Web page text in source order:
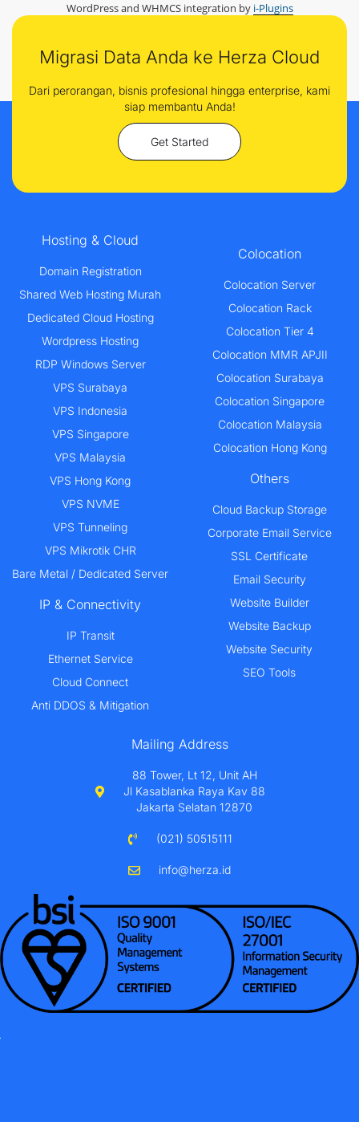
WordPress and WHMCS integration by i-Plugins
Migrasi Data Anda ke Herza Cloud
Dari perorangan, bisnis profesional hingga enterprise, kami
siap membantu Anda!
Get Started
Hosting & Cloud
Domain Registration
Shared Web Hosting Murah
Dedicated Cloud Hosting
Wordpress Hosting
RDP Windows Server
VPS Surabaya
VPS Indonesia
VPS Singapore
VPS Malaysia
VPS Hong Kong
VPS NVME
VPS Tunneling
VPS Mikrotik CHR
Bare Metal / Dedicated Server
IP & Connectivity
IP Transit
Ethernet Service
Cloud Connect
Anti DDOS & Mitigation
Colocation
Colocation Server
Colocation Rack
Colocation Tier 4
Colocation MMR APJII
Colocation Surabaya
Colocation Singapore
Colocation Malaysia
Colocation Hong Kong
Others
Cloud Backup Storage
Corporate Email Service
SSL Certificate
Email Security
Website Builder
Website Backup
Website Security
SEO Tools
Mailing Address
88 Tower, Lt 12, Unit AH
Jl Kasablanka Raya Kav 88
Jakarta Selatan 12870
(021) 50515111
info@herza.id